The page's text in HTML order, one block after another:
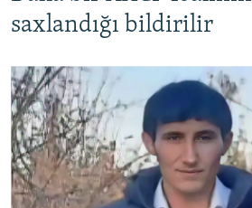
saxlandığı bildirilir